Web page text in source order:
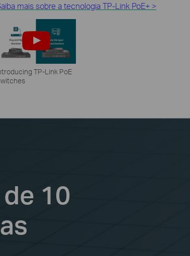
mais sobre a tecnologia TP-Link PoE+ >
TP-Link PoE
10